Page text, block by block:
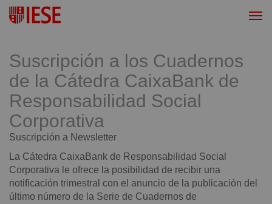
Suscripción a los Cuadernos
de la Cátedra CaixaBank de
Responsabilidad Social
Corporativa
Suscripción a Newsletter
La Cátedra CaixaBank de Responsabilidad Social
Corporativa le ofrece la posibilidad de recibir una
notificación trimestral con el anuncio de la publicación del
último número de la Serie de Cuadernos de